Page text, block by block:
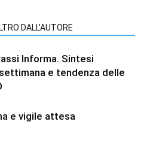
DALL'AUTORE
Informa. Sintesi
e tendenza delle
e vigile attesa